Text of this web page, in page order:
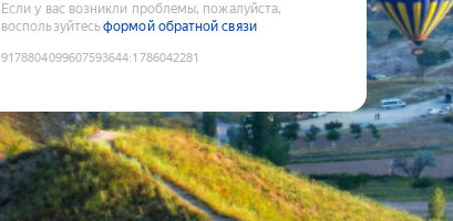
Если у вас возникли проблемы, пожалуйста,
воспользуйтесьформой обратной связи
9178804099607593644:1786042281